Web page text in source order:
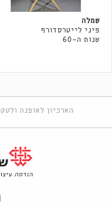
שמלה
פיני לייטרסדורף
שנות ה-60
הארכיון לאופנה